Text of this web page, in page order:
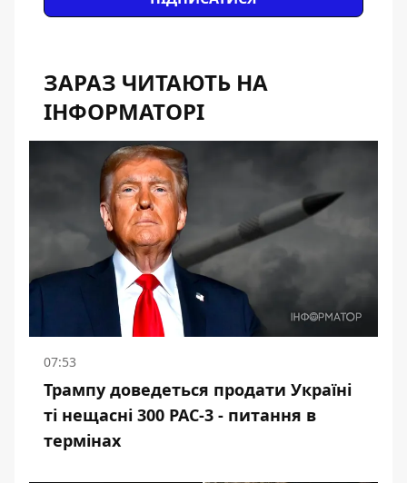
ЗАРАЗ ЧИТАЮТЬ НА
ІНФОРМАТОРІ
07:53
Трампу доведеться продати Україні
ті нещасні 300 PAC-3 - питання в
термінах